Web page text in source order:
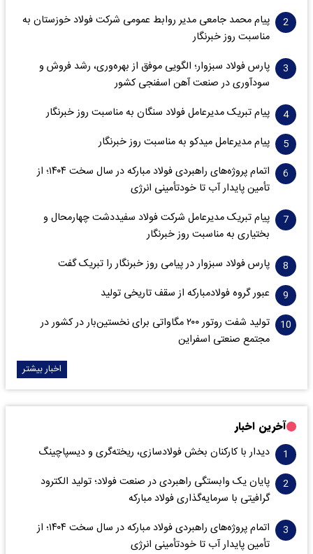
پیام محمد جامعی مدیر روابط عمومی شرکت فولاد خوزستان به
مناسبت روز خبرنگار
پارس فولاد سبزوار؛ الگویی موفق از بهره‌وری، رشد فروش و
سود‌آوری در صنعت آهن اسفنجی کشور
پیام تبریک مدیرعامل فولاد سنگان به مناسبت روز خبرنگار
پیام مدیرعامل میدکو به مناسبت روز خبرنگار
اتمام پروژه‌های راهبردی فولاد مبارکه در سال سخت ۱۴۰۴؛ از
تأمین پایدار آب تا خودتأمینی انرژی
پیام تبریک مدیرعامل شرکت فولاد سفیددشت چهارمحال و
بختیاری به مناسبت روز خبرنگار
پارس فولاد سبزوار در پیامی روز خبرنگار را تبریک گفت
عبور گروه فولادمبارکه از سقف تاریخی تولید
تولید شفت روتور ۲۰۰ مگاواتی برای نخستین‌بار در کشور در
مجتمع صنعتی اسفراین
اخبار بیشتر
آخرین اخبار
دیدار با کارکنان بخش فولادسازی، ریخته‌گری و دیسپاچینگ
پایان یک وابستگی راهبردی در صنعت فولاد؛ تولید الکترود
گرافیتی با سرمایه‌گذاری فولاد مبارکه
اتمام پروژه‌های راهبردی فولاد مبارکه در سال سخت ۱۴۰۴؛ از
تأمین پایدار آب تا خودتأمینی انرژی